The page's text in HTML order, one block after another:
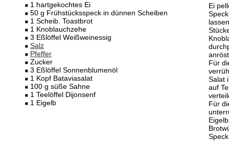
1 hartgekochtes Ei
50 g Frühstücksspeck in dünnen Scheiben
1 Scheib. Toastbrot
1 Knoblauchzehe
3 Eßlöffel Weißweinessig
Salz
Pfeffer
Zucker
3 Eßlöffel Sonnenblumenöl
1 Kopf Bataviasalat
100 g süße Sahne
1 Teelöffel Dijonsenf
1 Eigelb
Ei
Für
Salat
auf
Für